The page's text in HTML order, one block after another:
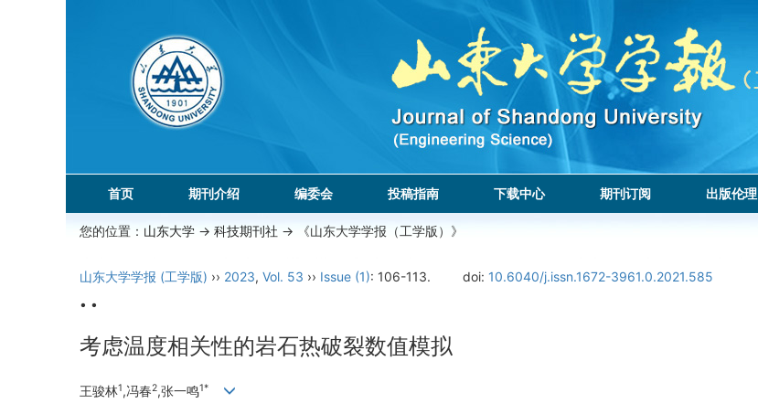
首页 期刊介绍 编委会 投稿指南 下载中心 期刊订阅 出版伦理
您的位置： 山东大学 -> 科技期刊社 -> 《山东大学学报（工学版）》
山东大学学报 (工学版) ›› 2023, Vol. 53 ›› Issue (1): 106-113. doi: 10.6040/j.issn.1672-3961.0.2021.585
• •
考虑温度相关性的岩石热破裂数值模拟
王骏林1,冯春2,张一鸣1*